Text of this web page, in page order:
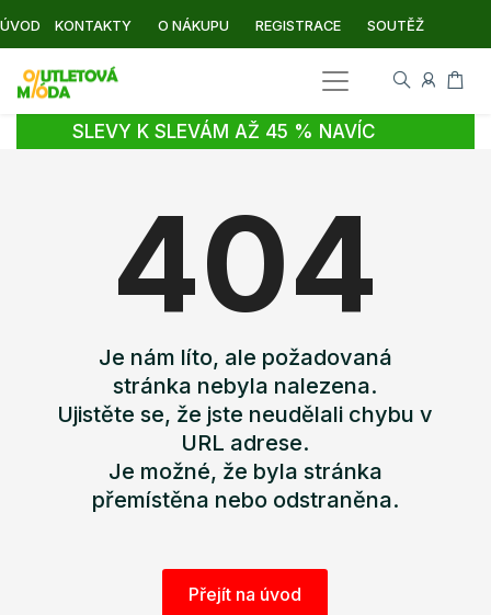
ÚVOD KONTAKTY O NÁKUPU REGISTRACE SOUTĚŽ
SLEVY K SLEVÁM AŽ 45 % NAVÍC
404
Je nám líto, ale požadovaná
stránka nebyla nalezena.
Ujistěte se, že jste neudělali chybu v
URL adrese.
Je možné, že byla stránka
přemístěna nebo odstraněna.
Přejít na úvod